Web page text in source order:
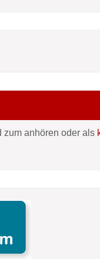
zum anhören oder als